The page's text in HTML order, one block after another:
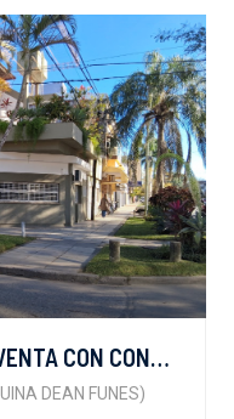
CASA CENTRICA EN VENTA CON CONSULTORIO U OFICINAS
DEAN FUNES)